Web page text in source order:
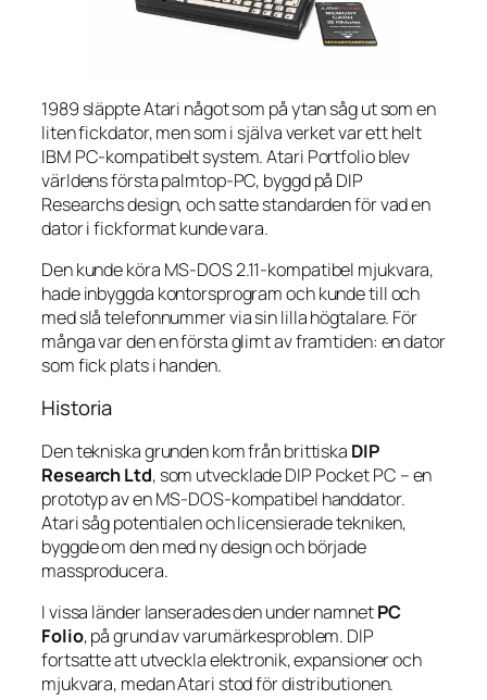
1989 släppte Atari något som på ytan såg ut som en
liten fickdator, men som i själva verket var ett helt
IBM PC-kompatibelt system. Atari Portfolio blev
världens första palmtop-PC, byggd på DIP
Researchs design, och satte standarden för vad en
dator i fickformat kunde vara.
Den kunde köra MS-DOS 2.11-kompatibel mjukvara,
hade inbyggda kontorsprogram och kunde till och
med slå telefonnummer via sin lilla högtalare. För
många var den en första glimt av framtiden: en dator
som fick plats i handen.
Historia
Den tekniska grunden kom från brittiska DIP
Research Ltd, som utvecklade DIP Pocket PC – en
prototyp av en MS-DOS-kompatibel handdator.
Atari såg potentialen och licensierade tekniken,
byggde om den med ny design och började
massproducera.
I vissa länder lanserades den under namnetPC
Folio, på grund av varumärkesproblem. DIP
fortsatte att utveckla elektronik, expansioner och
mjukvara, medan Atari stod för distributionen.